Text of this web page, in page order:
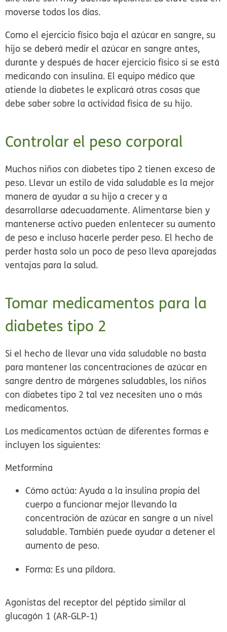
moverse todos los días.
Como el ejercicio físico baja el azúcar en sangre, su
hijo se deberá medir el azúcar en sangre antes,
durante y después de hacer ejercicio físico si se está
medicando con insulina. El equipo médico que
atiende la diabetes le explicará otras cosas que
debe saber sobre la actividad física de su hijo.
Controlar el peso corporal
Muchos niños con diabetes tipo 2 tienen exceso de
peso. Llevar un estilo de vida saludable es la mejor
manera de ayudar a su hijo a crecer y a
desarrollarse adecuadamente. Alimentarse bien y
mantenerse activo pueden enlentecer su aumento
de peso e incluso hacerle perder peso. El hecho de
perder hasta solo un poco de peso lleva aparejadas
ventajas para la salud.
Tomar medicamentos para la
diabetes tipo 2
Si el hecho de llevar una vida saludable no basta
para mantener las concentraciones de azúcar en
sangre dentro de márgenes saludables, los niños
con diabetes tipo 2 tal vez necesiten uno o más
medicamentos.
Los medicamentos actúan de diferentes formas e
incluyen los siguientes:
Metformina
Cómo actúa: Ayuda a la insulina propia del
cuerpo a funcionar mejor llevando la
concentración de azúcar en sangre a un nivel
saludable. También puede ayudar a detener el
aumento de peso.
Forma: Es una píldora.
Agonistas del receptor del péptido similar al
glucagón 1 (AR-GLP-1)